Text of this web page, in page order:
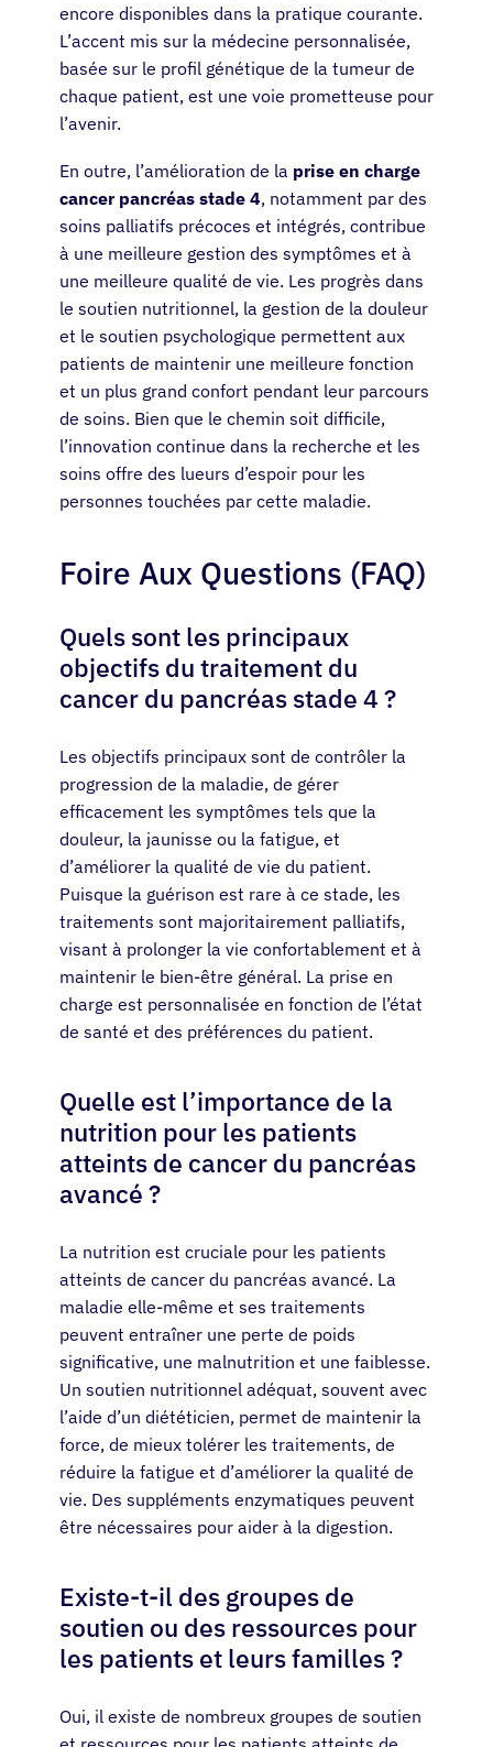
encore disponibles dans la pratique courante.
L’accent mis sur la médecine personnalisée,
basée sur le profil génétique de la tumeur de
chaque patient, est une voie prometteuse pour
l’avenir.
En outre, l’amélioration de la prise en charge
cancer pancréas stade 4, notamment par des
soins palliatifs précoces et intégrés, contribue
à une meilleure gestion des symptômes et à
une meilleure qualité de vie. Les progrès dans
le soutien nutritionnel, la gestion de la douleur
et le soutien psychologique permettent aux
patients de maintenir une meilleure fonction
et un plus grand confort pendant leur parcours
de soins. Bien que le chemin soit difficile,
l’innovation continue dans la recherche et les
soins offre des lueurs d’espoir pour les
personnes touchées par cette maladie.
Foire Aux Questions (FAQ)
Quels sont les principaux
objectifs du traitement du
cancer du pancréas stade 4 ?
Les objectifs principaux sont de contrôler la
progression de la maladie, de gérer
efficacement les symptômes tels que la
douleur, la jaunisse ou la fatigue, et
d’améliorer la qualité de vie du patient.
Puisque la guérison est rare à ce stade, les
traitements sont majoritairement palliatifs,
visant à prolonger la vie confortablement et à
maintenir le bien-être général. La prise en
charge est personnalisée en fonction de l’état
de santé et des préférences du patient.
Quelle est l’importance de la
nutrition pour les patients
atteints de cancer du pancréas
avancé ?
La nutrition est cruciale pour les patients
atteints de cancer du pancréas avancé. La
maladie elle-même et ses traitements
peuvent entraîner une perte de poids
significative, une malnutrition et une faiblesse.
Un soutien nutritionnel adéquat, souvent avec
l’aide d’un diététicien, permet de maintenir la
force, de mieux tolérer les traitements, de
réduire la fatigue et d’améliorer la qualité de
vie. Des suppléments enzymatiques peuvent
être nécessaires pour aider à la digestion.
Existe-t-il des groupes de
soutien ou des ressources pour
les patients et leurs familles ?
Oui, il existe de nombreux groupes de soutien